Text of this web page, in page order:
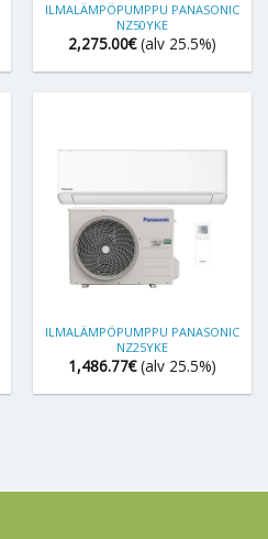
ILMALÄMPÖPUMPPU PANASONIC
NZ50YKE
2,275.00€ (alv 25.5%)
ILMALÄMPÖPUMPPU PANASONIC
NZ25YKE
1,486.77€ (alv 25.5%)